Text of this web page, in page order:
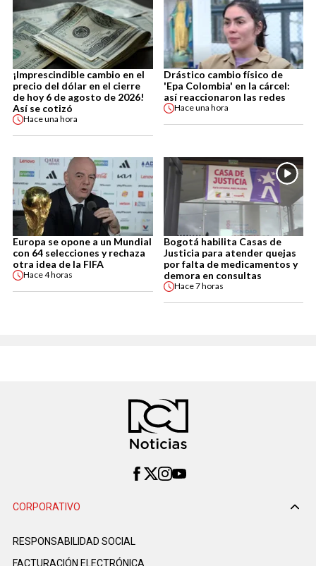
¡Imprescindible cambio en el
precio del dólar en el cierre
de hoy 6 de agosto de 2026!
Así se cotizó
Haceuna hora
Drástico cambio físico de
'Epa Colombia' en la cárcel:
así reaccionaron las redes
Haceuna hora
Europa se opone a un Mundial
con 64 selecciones y rechaza
otra idea de la FIFA
Hace4 horas
Bogotá habilita Casas de
Justicia para atender quejas
por falta de medicamentos y
demora en consultas
Hace7 horas
CORPORATIVO
RESPONSABILIDAD SOCIAL
FACTURACIÓN ELECTRÓNICA